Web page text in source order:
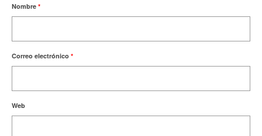
Nombre *
Correo electrónico *
Web